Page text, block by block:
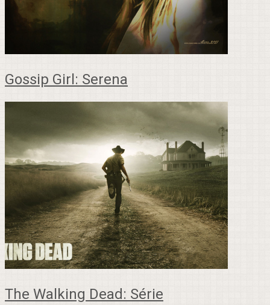
Gossip Girl: Serena
The Walking Dead: Série